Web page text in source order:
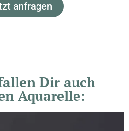
anfragen
Dir auch
Aquarelle: